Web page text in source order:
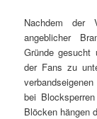
Nachdem der
angeblicher
Gründe
der Fans zu
bei
Blöcken hängen